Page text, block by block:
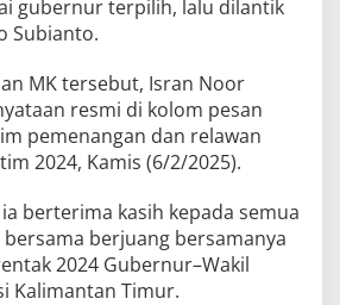
gubernur terpilih, lalu dilantik
Subianto.
MK tersebut, Isran Noor
resmi di kolom pesan
pemenangan dan relawan
2024, Kamis (6/2/2025).
berterima kasih kepada semua
berjuang bersamanya
2024 Gubernur–Wakil
Kalimantan Timur.